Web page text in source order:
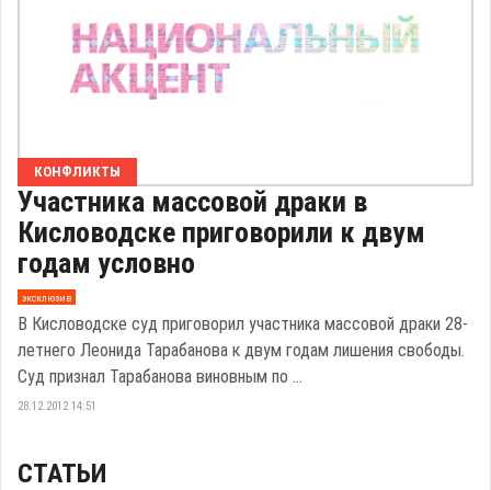
КОНФЛИКТЫ
Участника массовой драки в
Кисловодске приговорили к двум
годам условно
эксклюзив
В Кисловодске суд приговорил участника массовой драки 28-
летнего Леонида Тарабанова к двум годам лишения свободы.
Суд признал Тарабанова виновным по ...
28.12.2012 14:51
СТАТЬИ